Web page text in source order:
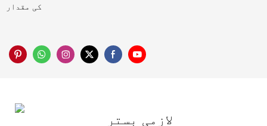
کی مقدار
لازمی بستر